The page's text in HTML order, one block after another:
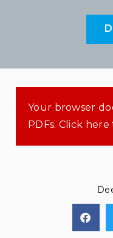
Your browser
PDFs. Click